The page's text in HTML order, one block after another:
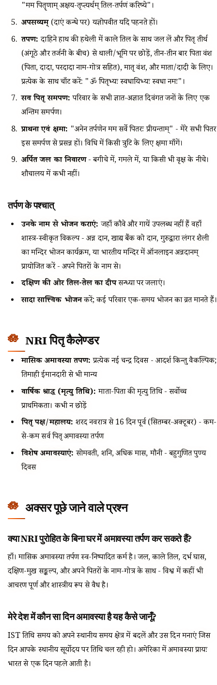
"मम पितॄणाम् अक्षय-तृप्त्यर्थम् तिल-तर्पणं करिष्ये"।
अपसव्यम्(दाएं कन्धे पर) यज्ञोपवीत यदि पहनते हों।
तर्पण:दाहिने हाथ की हथेली में काले तिल के साथ जल लें और पितृ तीर्थ
(अंगूठे और तर्जनी के बीच) से थाली/भूमि पर छोड़ें, तीन-तीन बार पिता वंश
(पिता, दादा, परदादा नाम-गोत्र सहित), मातृ वंश, और माता/दादी के लिए।
प्रत्येक के साथ चाँट करें: "ॐ पितृभ्यः स्वधायिभ्यः स्वधा नमः"।
सर्व पितृ समर्पण:परिवार के सभी ज्ञात-अज्ञात दिवंगत जनों के लिए एक
अन्तिम समर्पण।
प्रार्थना एवं क्षमा: "अनेन तर्पणेन मम सर्वे पितरः प्रीयन्ताम्" - मेरे सभी पितर
इस समर्पण से प्रसन्न हों। विधि में किसी त्रुटि के लिए क्षमा माँगें।
अर्पित जल का निवारण- बगीचे में, गमले में, या किसी भी वृक्ष के नीचे।
शौचालय में कभी नहीं।
तर्पण के पश्चात्
उनके नाम से भोजन कराएं:जहाँ कौवे और गायें उपलब्ध नहीं हैं वहाँ
शास्त्र-स्वीकृत विकल्प - अन्न दान, खाद्य बैंक को दान, गुरुद्वारा लंगर शैली
का मन्दिर भोजन कार्यक्रम, या भारतीय मन्दिर में ऑनलाइन अन्नदानम्
प्रायोजित करें - अपने पितरों के नाम से।
दक्षिण की ओर तिल-तेल का दीपसन्ध्या पर जलाएं।
सादा सात्त्विक भोजनकरें; कई परिवार एक-समय भोजन का व्रत मानते हैं।
NRI पितृ कैलेण्डर
मासिक अमावस्या तर्पण:प्रत्येक नई चन्द्र दिवस - आदर्श किन्तु वैकल्पिक;
तिमाही ईमानदारी से भी मान्य
वार्षिक श्राद्ध (मृत्यु तिथि):माता-पिता की मृत्यु तिथि - सर्वोच्च
प्राथमिकता। कभी न छोड़ें
पितृ पक्ष/महालय:शरद नवरात्र से 16 दिन पूर्व (सितम्बर-अक्टूबर) - कम-
से-कम सर्व पितृ अमावस्या तर्पण
विशेष अमावस्याएं:सोमवती, शनि, अधिक मास, मौनी - बहुगुणित पुण्य
दिवस
अक्सर पूछे जाने वाले प्रश्न
क्या NRI पुरोहित के बिना घर में अमावस्या तर्पण कर सकते हैं?
हाँ। मासिक अमावस्या तर्पण स्व-निष्पादित कर्म है। जल, काले तिल, दर्भ घास,
दक्षिण-मुख सङ्कल्प, और अपने पितरों के नाम-गोत्र के साथ - विश्व में कहीं भी
आचरण पूर्ण और शास्त्रीय रूप से वैध है।
मेरे देश में कौन सा दिन अमावस्या है यह कैसे जानूँ?
IST तिथि समय को अपने स्थानीय समय क्षेत्र में बदलें और उस दिन मनाएं जिस
दिन आपके स्थानीय सूर्योदय पर तिथि चल रही हो। अमेरिका में अमावस्या प्रायः
भारत से एक दिन पहले आती है।